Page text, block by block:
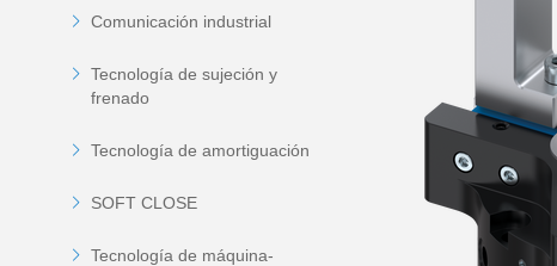
Comunicación industrial
Tecnología de sujeción y
frenado
Tecnología de amortiguación
SOFT CLOSE
Tecnología de máquina-